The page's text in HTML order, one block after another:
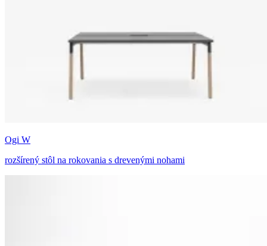
Ogi W
rozšírený stôl na rokovania s drevenými nohami